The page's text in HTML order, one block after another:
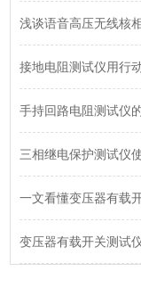
浅谈语音高压无线核
接地电阻测试仪用行
手持回路电阻测试仪
三相继电保护测试仪
一文看懂变压器有载
变压器有载开关测试